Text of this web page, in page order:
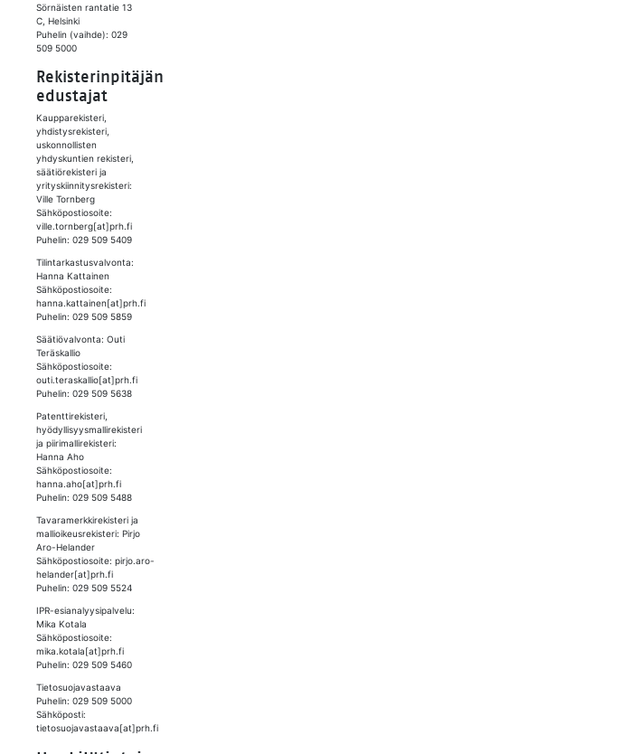
Sörnäisten rantatie 13
C, Helsinki
Puhelin (vaihde): 029
509 5000
Rekisterinpitäjän
edustajat
Kaupparekisteri,
yhdistysrekisteri,
uskonnollisten
yhdyskuntien rekisteri,
säätiörekisteri ja
yrityskiinnitysrekisteri:
Ville Tornberg
Sähköpostiosoite:
ville.tornberg[at]prh.fi
Puhelin: 029 509 5409
Tilintarkastusvalvonta:
Hanna Kattainen
Sähköpostiosoite:
hanna.kattainen[at]prh.fi
Puhelin: 029 509 5859
Säätiövalvonta: Outi
Teräskallio
Sähköpostiosoite:
outi.teraskallio[at]prh.fi
Puhelin: 029 509 5638
Patenttirekisteri,
hyödyllisyysmallirekisteri
ja piirimallirekisteri:
Hanna Aho
Sähköpostiosoite:
hanna.aho[at]prh.fi
Puhelin: 029 509 5488
Tavaramerkkirekisteri ja
mallioikeusrekisteri: Pirjo
Aro-Helander
Sähköpostiosoite: pirjo.aro-
helander[at]prh.fi
Puhelin: 029 509 5524
IPR-esianalyysipalvelu:
Mika Kotala
Sähköpostiosoite:
mika.kotala[at]prh.fi
Puhelin: 029 509 5460
Tietosuojavastaava
Puhelin: 029 509 5000
Sähköposti:
tietosuojavastaava[at]prh.fi